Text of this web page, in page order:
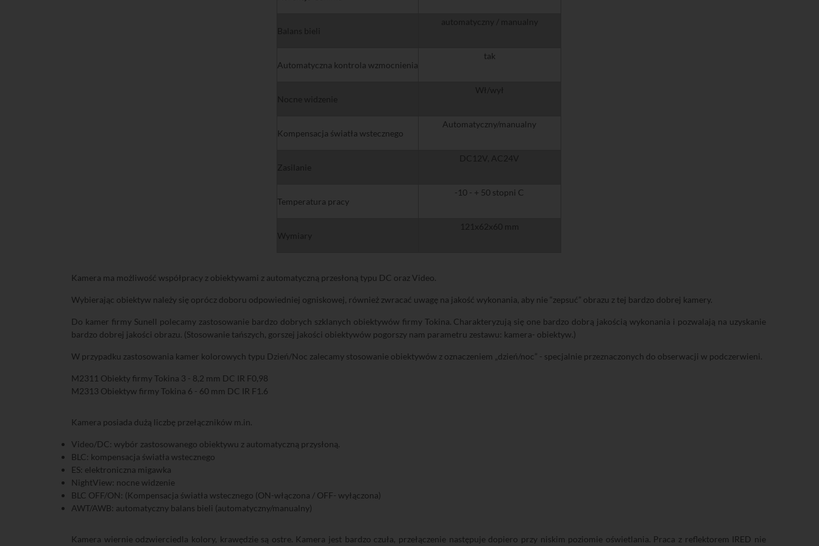
Balans bieli
automatyczny / manualny
Automatyczna kontrola wzmocnienia
tak
Nocne widzenie
Wł/wył
Kompensacja światła wstecznego
Automatyczny/manualny
Zasilanie
DC12V, AC24V
Temperatura pracy
-10 - + 50 stopni C
Wymiary
121x62x60 mm
Kamera ma możliwość współpracy z obiektywami z automatyczną przesłoną typu DC oraz Video.
Wybierając obiektyw należy się oprócz doboru odpowiedniej ogniskowej, również zwracać uwagę na jakość wykonania, aby nie “zepsuć” obrazu z tej bardzo dobrej kamery.
Do kamer firmy Sunell polecamy zastosowanie bardzo dobrych szklanych obiektywów firmy Tokina. Charakteryzują się one bardzo dobrą jakością wykonania i pozwalają na uzyskanie
bardzo dobrej jakości obrazu. (Stosowanie tańszych, gorszej jakości obiektywów pogorszy nam parametru zestawu: kamera- obiektyw.)
W przypadku zastosowania kamer kolorowych typu Dzień/Noc zalecamy stosowanie obiektywów z oznaczeniem „dzień/noc” - specjalnie przeznaczonych do obserwacji w podczerwieni.
M2311 Obiekty firmy Tokina 3 - 8,2 mm DC IR F0,98
M2313 Obiektyw firmy Tokina 6 - 60 mm DC IR F1.6
Kamera posiada dużą liczbę przełączników m.in.
Video/DC: wybór zastosowanego obiektywu z automatyczną przysłoną.
BLC: kompensacja światła wstecznego
ES: elektroniczna migawka
NightView: nocne widzenie
BLC OFF/ON: (Kompensacja światła wstecznego (ON-włączona / OFF- wyłączona)
AWT/AWB: automatyczny balans bieli (automatyczny/manualny)
Kamera wiernie odzwierciedla kolory, krawędzie są ostre. Kamera jest bardzo czuła, przełączenie następuje dopiero przy niskim poziomie oświetlania. Praca z reflektorem IRED nie